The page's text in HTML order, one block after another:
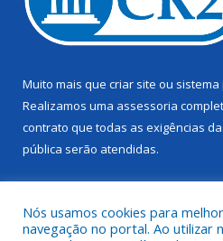
Muito mais que criar site ou
Realizamos uma assessoria
contrato que todas as exigências
pública serão atendidas.
Nós usamos cookies para
navegação no portal. Ao utilizar